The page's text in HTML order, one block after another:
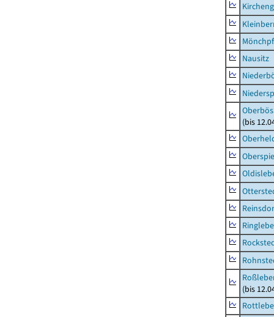
Nausitz
(bis
(bis